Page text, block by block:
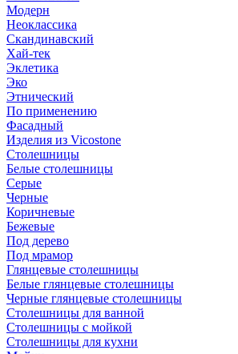
Модерн
Неоклассика
Скандинавский
Хай-тек
Эклетика
Эко
Этнический
По применению
Фасадный
Изделия из Vicostone
Столешницы
Белые столешницы
Серые
Черные
Коричневые
Бежевые
Под дерево
Под мрамор
Глянцевые столешницы
Белые глянцевые столешницы
Черные глянцевые столешницы
Столешницы для ванной
Столешницы с мойкой
Столешницы для кухни